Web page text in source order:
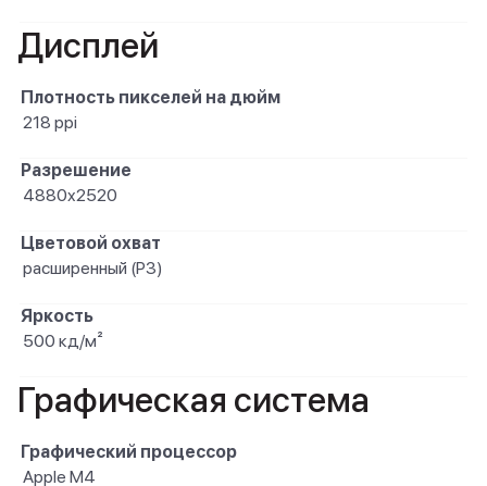
Дисплей
Плотность пикселей на дюйм
218 ppi
Разрешение
4880x2520
Цветовой охват
расширенный (P3)
Яркость
500 кд/м²
Графическая система
Графический процессор
Apple M4